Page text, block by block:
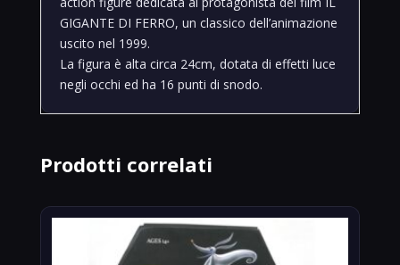
GIGANTE DI FERRO, un classico dell’animazione
uscito nel 1999.
La figura è alta circa 24cm, dotata di effetti luce
negli occhi ed ha 16 punti di snodo.
Prodotti correlati